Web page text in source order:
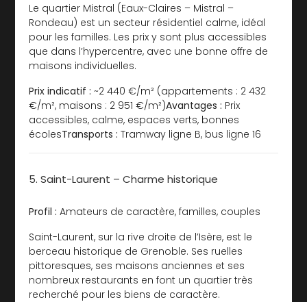
Le quartier Mistral (Eaux-Claires – Mistral –
Rondeau) est un secteur résidentiel calme, idéal
pour les familles. Les prix y sont plus accessibles
que dans l’hypercentre, avec une bonne offre de
maisons individuelles.
Prix indicatif : ~2 440 €/m² (appartements : 2 432
€/m², maisons : 2 951 €/m²)Avantages : Prix
accessibles, calme, espaces verts, bonnes
écolesTransports : Tramway ligne B, bus ligne 16
5. Saint-Laurent – Charme historique
Profil : Amateurs de caractère, familles, couples
Saint-Laurent, sur la rive droite de l’Isère, est le
berceau historique de Grenoble. Ses ruelles
pittoresques, ses maisons anciennes et ses
nombreux restaurants en font un quartier très
recherché pour les biens de caractère.